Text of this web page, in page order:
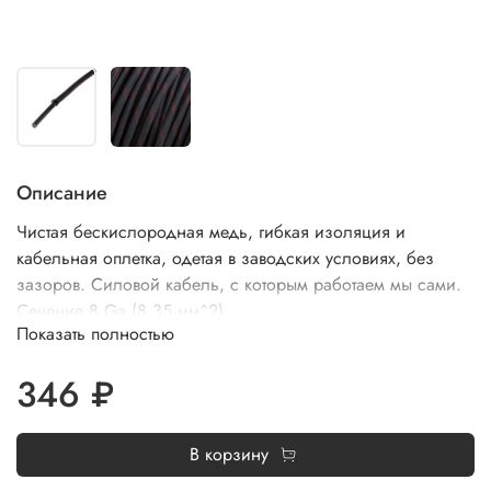
Описание
Чистая бескислородная медь, гибкая изоляция и
кабельная оплетка, одетая в заводских условиях, без
зазоров. Силовой кабель, с которым работаем мы сами.
Сечение 8 Ga (8,35 мм^2).
Показать полностью
346 ₽
В корзину